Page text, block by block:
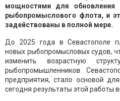
мощностями для обновления
рыбопромыслового флота, и
задействованы в полной мере.
До 2025 года в Севастополе
новых рыбопромысловых судов,
изменить возрастную
рыбопромышленников
предприятия, стало основой
сегодня результаты этой работы